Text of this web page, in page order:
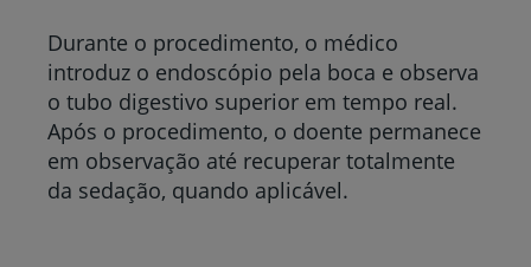
Durante o procedimento, o médico
introduz o endoscópio pela boca e observa
o tubo digestivo superior em tempo real.
Após o procedimento, o doente permanece
em observação até recuperar totalmente
da sedação, quando aplicável.